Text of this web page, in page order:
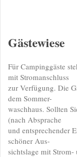
Gästewiese
Für Campinggäste
mit Stromanschluss
zur Verfügung. Die
dem Sommer-
waschhaus. Sollten
(nach Absprache
und entsprechender
schöner Aus-
sichtslage mit Strom-